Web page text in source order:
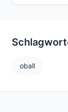
oball